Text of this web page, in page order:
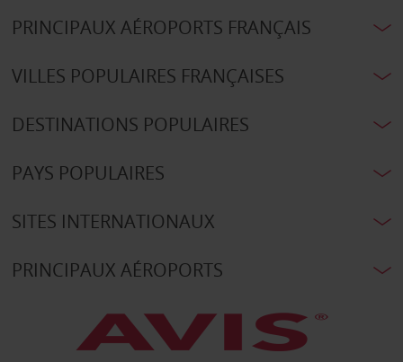
PRINCIPAUX AÉROPORTS FRANÇAIS
VILLES POPULAIRES FRANÇAISES
DESTINATIONS POPULAIRES
PAYS POPULAIRES
SITES INTERNATIONAUX
PRINCIPAUX AÉROPORTS